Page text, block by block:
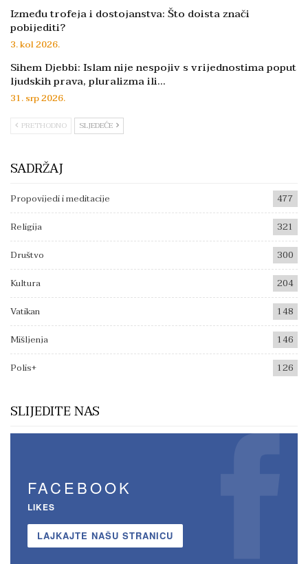
Između trofeja i dostojanstva: Što doista znači
pobijediti?
3. kol 2026.
Sihem Djebbi: Islam nije nespojiv s vrijednostima poput
ljudskih prava, pluralizma ili…
31. srp 2026.
PRETHODNO SLJEDEĆE
SADRŽAJ
Propovijedi i meditacije
477
Religija
321
Društvo
300
Kultura
204
Vatikan
148
Mišljenja
146
Polis+
126
SLIJEDITE NAS
FACEBOOK
LIKES
LAJKAJTE NAŠU STRANICU